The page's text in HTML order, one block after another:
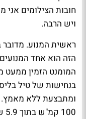
חובות הצילומים
ויש הרבה.
ראשית המנוע. מדובר
הזה הוא אחד
המומנט הזמין
בנחישות של טיל
ומתבצעת ללא